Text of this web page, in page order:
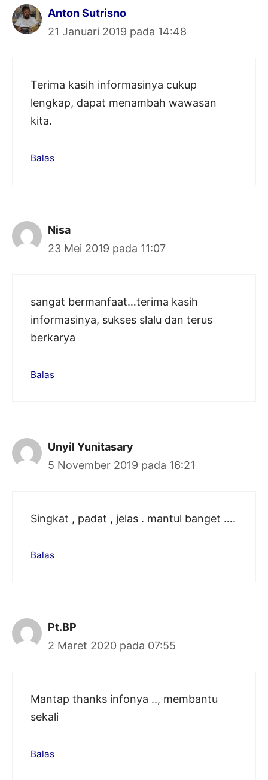
Anton Sutrisno
21 Januari 2019 pada 14:48
Terima kasih informasinya cukup
lengkap, dapat menambah wawasan
kita.
Balas
Nisa
23 Mei 2019 pada 11:07
sangat bermanfaat…terima kasih
informasinya, sukses slalu dan terus
berkarya
Balas
Unyil Yunitasary
5 November 2019 pada 16:21
Singkat , padat , jelas . mantul banget ….
Balas
Pt.BP
2 Maret 2020 pada 07:55
Mantap thanks infonya .., membantu
sekali
Balas